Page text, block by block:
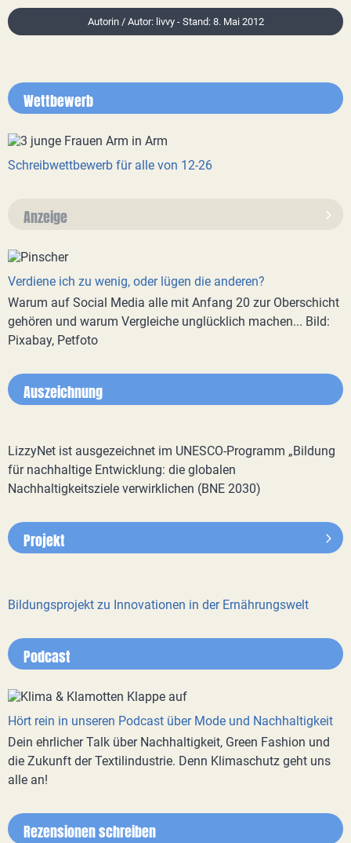
Autorin / Autor: livvy - Stand: 8. Mai 2012
Wettbewerb
Schreibwettbewerb für alle von 12-26
Anzeige
Verdiene ich zu wenig, oder lügen die anderen?
Warum auf Social Media alle mit Anfang 20 zur Oberschicht
gehören und warum Vergleiche unglücklich machen... Bild:
Pixabay, Petfoto
Auszeichnung
LizzyNet ist ausgezeichnet im UNESCO-Programm „Bildung
für nachhaltige Entwicklung: die globalen
Nachhaltigkeitsziele verwirklichen (BNE 2030)
Projekt
Bildungsprojekt zu Innovationen in der Ernährungswelt
Podcast
Hört rein in unseren Podcast über Mode und Nachhaltigkeit
Dein ehrlicher Talk über Nachhaltigkeit, Green Fashion und
die Zukunft der Textilindustrie. Denn Klimaschutz geht uns
alle an!
Rezensionen schreiben